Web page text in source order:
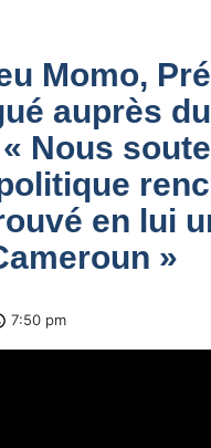
Momo,
auprès
Nous
en lui
»
7:50 pm